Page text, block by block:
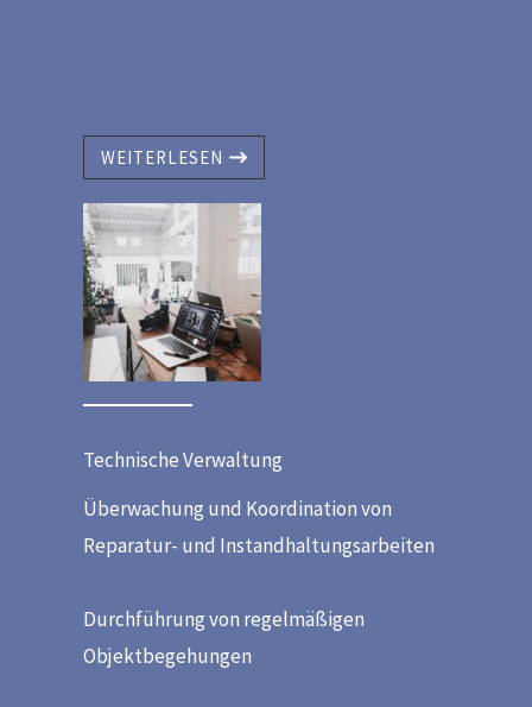
WEITERLESEN
Technische Verwaltung
Überwachung und Koordination von
Reparatur- und Instandhaltungsarbeiten
Durchführung von regelmäßigen
Objektbegehungen